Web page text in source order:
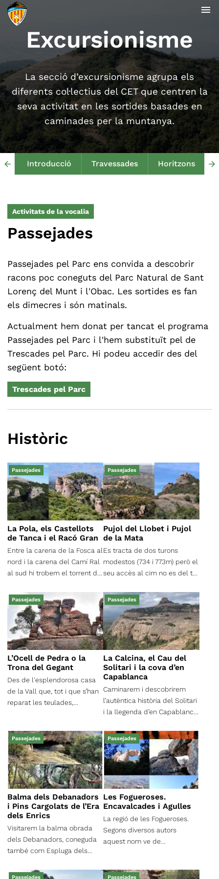
menu
Excursionisme
La secció d’excursionisme agrupa els
diferents col·lectius del CET que centren la
seva activitat en les sortides basades en
caminades per la muntanya.
Introducció Travessades Horitzons
arrow_back arrow_forward
Activitats de la vocalia
Passejades
Passejades pel Parc ens convida a descobrir
racons poc coneguts del Parc Natural de Sant
Lorenç del Munt i l'Obac. Les sortides es fan
els dimecres i són matinals.
Actualment hem donat per tancat el programa
Passejades pel Parc i l'hem substituït pel de
Trescades pel Parc. Hi podeu accedir des del
següent botó:
Trescades pel Parc
Històric
Passejades
La Pola, els Castellots
de Tanca i el Racó Gran
Entre la carena de la Fosca al
nord i la carena del Camí Ral
al sud hi trobem el torrent del
de la Cansalada, separats per
la carena de l’Espuga que
esta presidida pels Castellots
de Tanca. Les capçaleres
dels dos torrents son el Racó
Gran i la raconada de la Pola.
Tota aquesta zona, com la
majoria dels indrets del
massís, son plens de cingles,
canals, agulles, balmes,
coves, avencs i fonts amb
Passejades
Pujol del Llobet i Pujol
de la Mata
Es tracta de dos turons
modestos (734 i 773m) però el
seu accès al cim no es del tot
no s’assoleixi el cim tenen
unes raconades ben curioses
que val la pena de visitar.
Passejades
L’Ocell de Pedra o la
Trona del Gegant
Des de l'esplendorosa casa
de la Vall que, tot i que s’han
reparat les teulades,
visitarem el fons del torrent
de la Coma de la Vall,
pujarem per la carena dels
Emprius i baixarem per la
carena de la Vall
Passejades
La Calcina, el Cau del
Solitari i la cova d’en
Capablanca
Caminarem i descobrirem
l’autèntica història del Solitari
i la llegenda d’en Capablanca.
una caminada per conèixer
l’entorn on es va refugiar i
viure el Solitari, i coneixerem
l’autèntica història d’aquest
personatge que donà nom a
la toponímia de la contrada,
explicada per un dels seus
Passejades
Balma dels Debanadors
i Pins Cargolats de l’Era
dels Enrics
Visitarem la balma obrada
dels Debanadors, coneguda
també com Espluga dels
l’editorial alpina des de 2013
Passejades
Les Fogueroses.
Encavalcades i Agulles
La regió de les Fogueroses.
Segons diversos autors
aquest nom ve de
clarors del dia quan arriben a
Passejades Passejades